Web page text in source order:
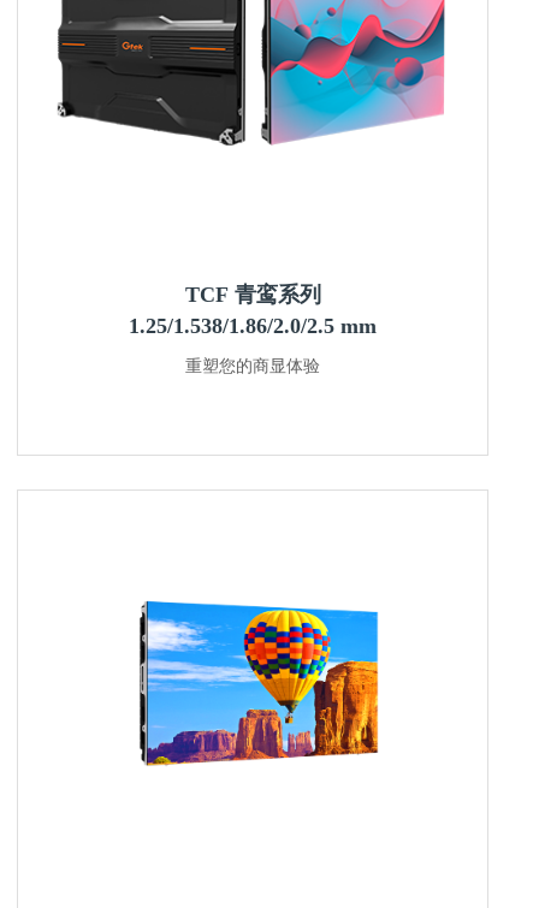
TCF 青鸾系列
1.25/1.538/1.86/2.0/2.5 mm
重塑您的商显体验